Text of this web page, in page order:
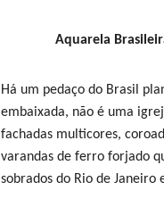
Aquarela
Há um pedaço do Brasil
embaixada, não é uma
fachadas multicores,
varandas de ferro forjado
sobrados do Rio de Janeiro